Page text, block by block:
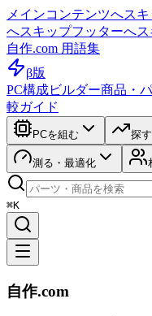
メインコンテンツへス
へスキップフッターへ
自作.com 用語集
β版
PC構成ビルダー商品・
較ガイド
PCを組む 探
測る・最適化
⌘K
自作.com